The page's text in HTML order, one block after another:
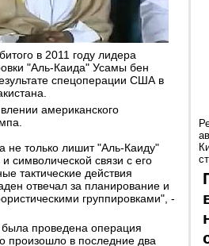
в 2011 году лидера
"Аль-Каида" Усамы бен
спецоперации США в
американского
только лишит "Аль-Каиду"
символической связи с его
тактические действия
отвечал за планирование и
группировками", -
проведена операция
произошло в последние два